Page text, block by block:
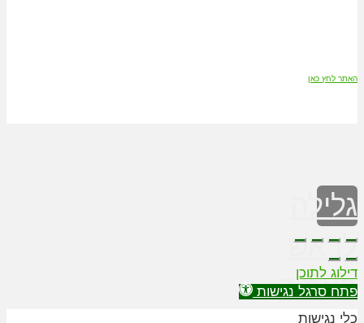
האתר לחץ כאן
גלילה
לראש
העמוד
דילוג לתוכן
פתח סרגל נגישות
כלי נגישות